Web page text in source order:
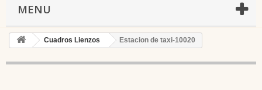
MENU
Cuadros Lienzos Estacion de taxi-10020